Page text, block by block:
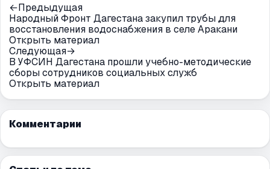
←Предыдущая
Народный Фронт Дагестана закупил трубы для
восстановления водоснабжения в селе Аракани
Открыть материал
Следующая→
В УФСИН Дагестана прошли учебно-методические
сборы сотрудников социальных служб
Открыть материал
Комментарии